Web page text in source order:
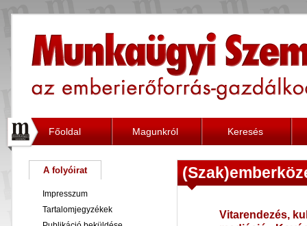
Főoldal Magunkról Keresés
Vitarendezés,
A folyóirat
Impresszum
Tartalomjegyzékek